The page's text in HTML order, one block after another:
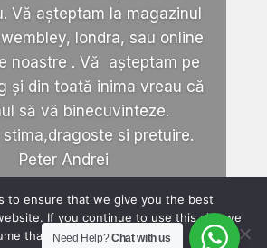
Vă așteptam la magazinul
londra, sau online
noastre . Vă așteptam pe
și din toată inima vreau că
să vă binecuvinteze.
stima,dragoste si pretuire.
Peter Andrei
Need Help?Chat with us
to ensure that we give you the best
If you continue to use this site we
that you are happy with it.